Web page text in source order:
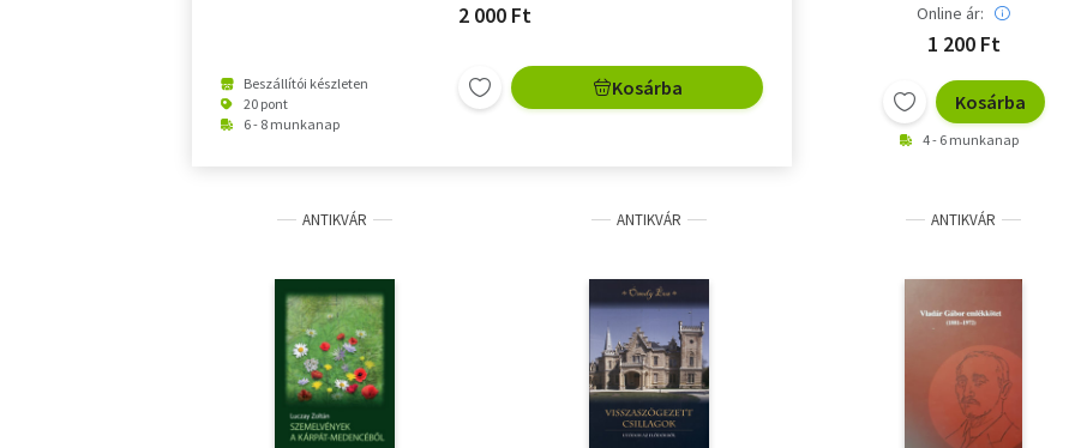
Beszállítói készleten
20 pont
6 - 8 munkanap
2 000 Ft
Kosárba
Online ár:
1 200 Ft
Kosárba
4 - 6 munkanap
ANTIKVÁR ANTIKVÁR ANTIKVÁR